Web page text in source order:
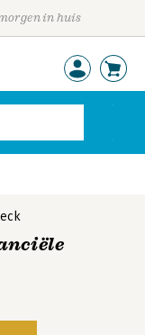
in huis